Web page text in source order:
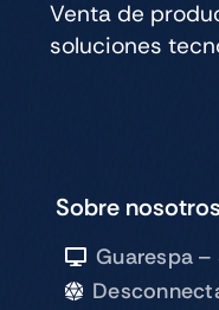
Venta de
soluciones
Sobre nosotros
Guarespa